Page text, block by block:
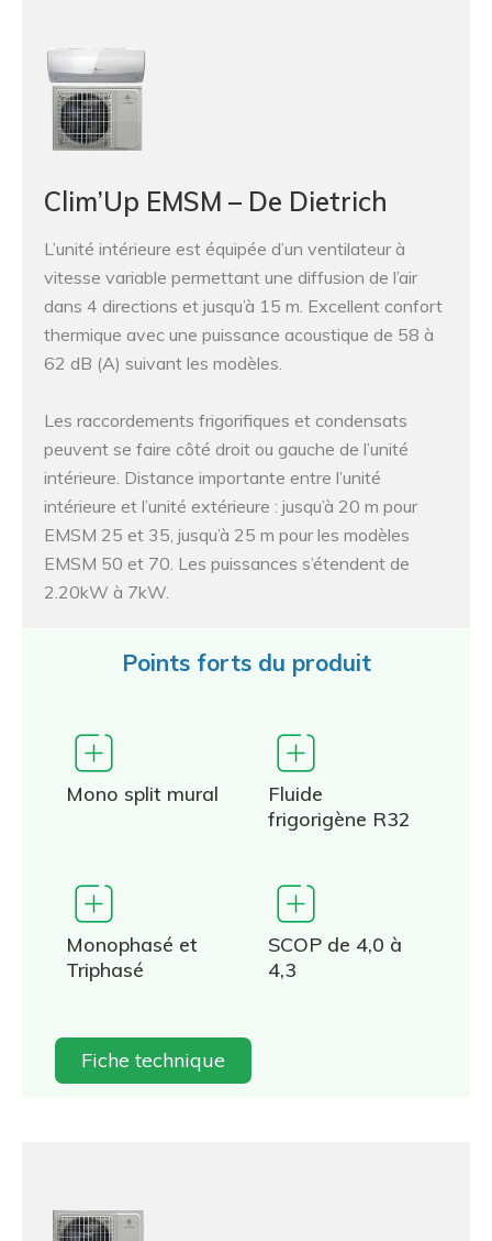
Clim’Up EMSM – De Dietrich
L’unité intérieure est équipée d’un ventilateur à
vitesse variable permettant une diffusion de l’air
dans 4 directions et jusqu’à 15 m. Excellent confort
thermique avec une puissance acoustique de 58 à
62 dB (A) suivant les modèles.
Les raccordements frigorifiques et condensats
peuvent se faire côté droit ou gauche de l’unité
intérieure. Distance importante entre l’unité
intérieure et l’unité extérieure : jusqu’à 20 m pour
EMSM 25 et 35, jusqu’à 25 m pour les modèles
EMSM 50 et 70. Les puissances s’étendent de
2.20kW à 7kW.
Points forts du produit
Mono split mural
Fluide
frigorigène R32
Monophasé et
Triphasé
SCOP de 4,0 à
4,3
Fiche technique